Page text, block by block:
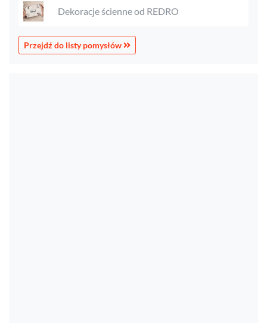
Dekoracje ścienne od REDRO
Przejdź do listy pomysłów